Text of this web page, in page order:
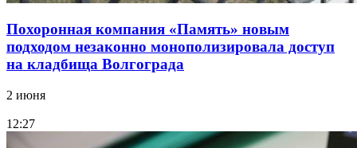
Похоронная компания «Память» новым
подходом незаконно монополизировала доступ
на кладбища Волгограда
2 июня
12:27